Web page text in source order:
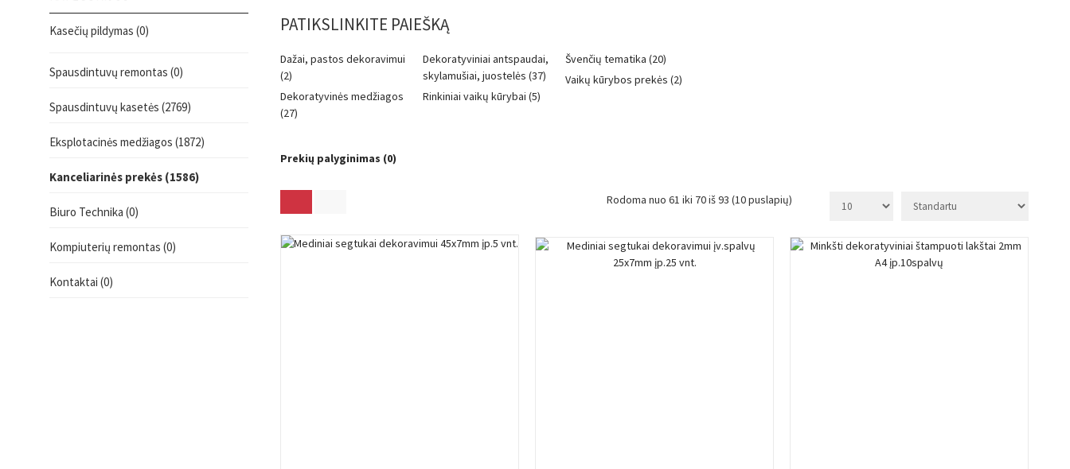
PATIKSLINKITE PAIEŠKĄ
Dažai, pastos dekoravimui
(2)
Dekoratyvinės medžiagos
(27)
Dekoratyviniai antspaudai,
skylamušiai, juostelės (37)
Rinkiniai vaikų kūrybai (5)
Švenčių tematika (20)
Vaikų kūrybos prekės (2)
Prekių palyginimas (0)
Rodoma nuo 61 iki 70 iš 93 (10 puslapių)
Kasečių pildymas (0)
Spausdintuvų remontas (0)
Spausdintuvų kasetės (2769)
Eksplotacinės medžiagos (1872)
Kanceliarinės prekės (1586)
Biuro Technika (0)
Kompiuterių remontas (0)
Kontaktai (0)